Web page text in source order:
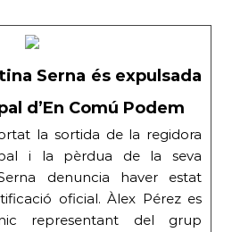
Serna és expulsada
d’En Comú Podem
la sortida de la regidora
i la pèrdua de la seva
denuncia haver estat
oficial. Àlex Pérez es
representant del grup